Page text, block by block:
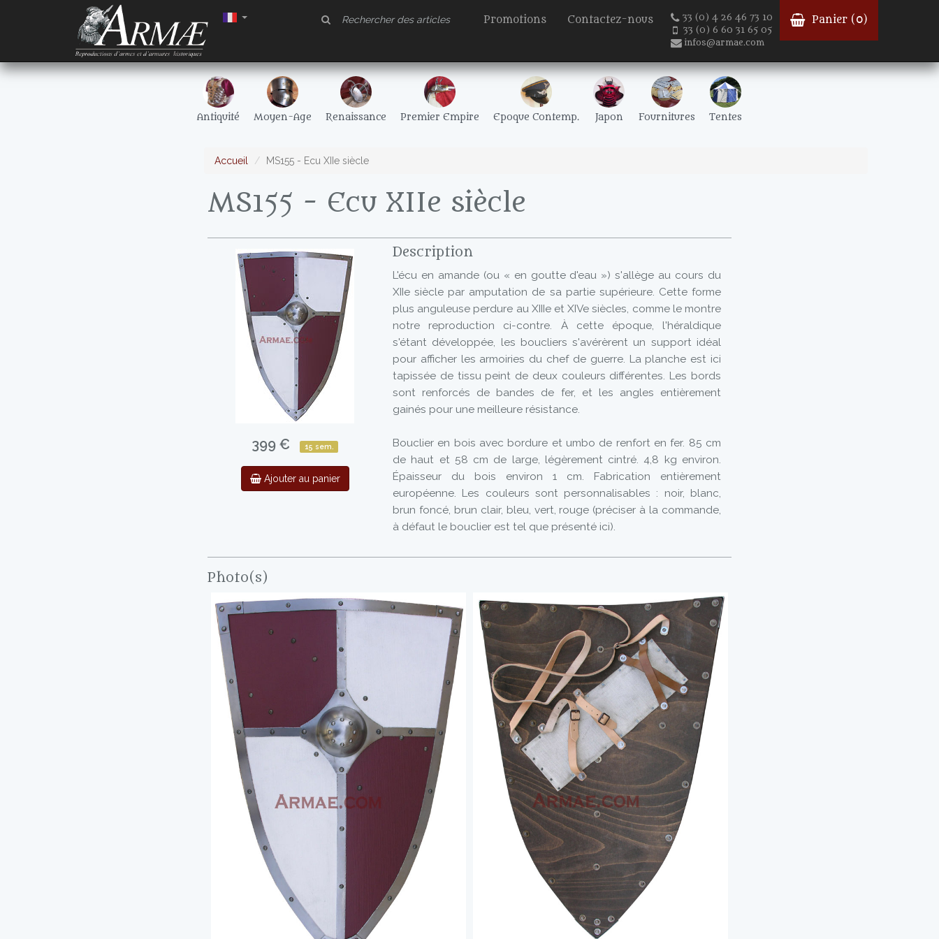
Promotions Contactez-nous
33 (0) 4 26 46 73 10
33 (0) 6 60 31 65 05
infos@armae.com
Panier ( 0)
Antiquité Moyen-Age Renaissance Premier Empire Epoque Contemp. Japon Fournitures Tentes
Accueil MS155 - Ecu XIIe siècle
MS155 - Ecu XIIe siècle
399 € 15 sem.
Ajouter au panier
Description
L'écu en amande (ou « en goutte d'eau ») s'allège au cours du
XIIe siècle par amputation de sa partie supérieure. Cette forme
plus anguleuse perdure au XIIIe et XIVe siècles, comme le montre
notre reproduction ci-contre. À cette époque, l'héraldique
s'étant développée, les boucliers s'avérèrent un support idéal
pour afficher les armoiries du chef de guerre. La planche est ici
tapissée de tissu peint de deux couleurs différentes. Les bords
sont renforcés de bandes de fer, et les angles entièrement
gainés pour une meilleure résistance.
Bouclier en bois avec bordure et umbo de renfort en fer. 85 cm
de haut et 58 cm de large, légèrement cintré. 4,8 kg environ.
Épaisseur du bois environ 1 cm. Fabrication entièrement
européenne. Les couleurs sont personnalisables : noir, blanc,
brun foncé, brun clair, bleu, vert, rouge (préciser à la commande,
à défaut le bouclier est tel que présenté ici).
Photo(s)